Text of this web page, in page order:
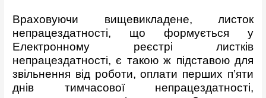
Враховуючи вищевикладене, листок
непрацездатності, що формується у
Електронному реєстрі листків
непрацездатності, є такою ж підставою для
звільнення від роботи, оплати перших п’яти
днів тимчасової непрацездатності,